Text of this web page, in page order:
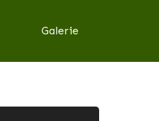
Galerie